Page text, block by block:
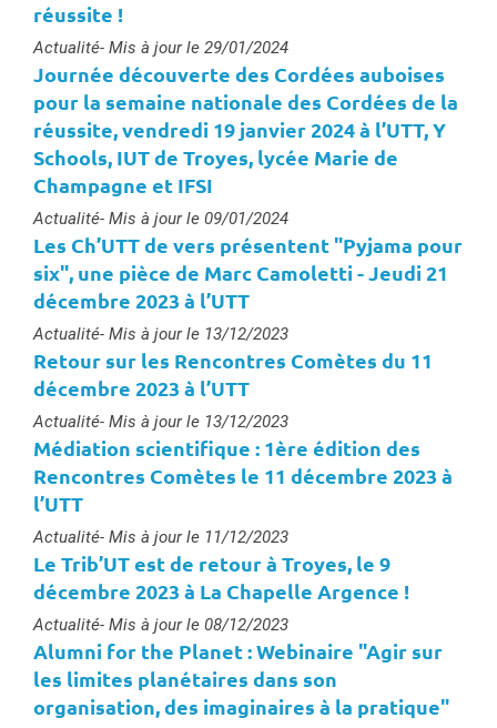
réussite !
Type :
Actualité- Mis à jour le 29/01/2024
Journée découverte des Cordées auboises
pour la semaine nationale des Cordées de la
réussite, vendredi 19 janvier 2024 à l’UTT, Y
Schools, IUT de Troyes, lycée Marie de
Champagne et IFSI
Type :
Actualité- Mis à jour le 09/01/2024
Les Ch’UTT de vers présentent "Pyjama pour
six", une pièce de Marc Camoletti - Jeudi 21
décembre 2023 à l’UTT
Type :
Actualité- Mis à jour le 13/12/2023
Retour sur les Rencontres Comètes du 11
décembre 2023 à l’UTT
Type :
Actualité- Mis à jour le 13/12/2023
Médiation scientifique : 1ère édition des
Rencontres Comètes le 11 décembre 2023 à
l’UTT
Type :
Actualité- Mis à jour le 11/12/2023
Le Trib’UT est de retour à Troyes, le 9
décembre 2023 à La Chapelle Argence !
Type :
Actualité- Mis à jour le 08/12/2023
Alumni for the Planet : Webinaire "Agir sur
les limites planétaires dans son
organisation, des imaginaires à la pratique"